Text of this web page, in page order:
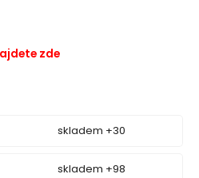
zde
skladem +30
skladem +98